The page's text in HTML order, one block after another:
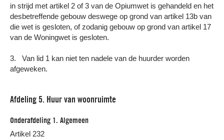
in strijd met artikel 2 of 3 van de Opiumwet is gehandeld en het
desbetreffende gebouw deswege op grond van artikel 13b van
die wet is gesloten, of zodanig gebouw op grond van artikel 17
van de Woningwet is gesloten.
3. Van lid 1 kan niet ten nadele van de huurder worden
afgeweken.
Afdeling 5. Huur van woonruimte
Onderafdeling 1. Algemeen
Artikel 232